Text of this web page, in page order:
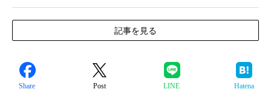
記事を見る
Share Post LINE Hatena